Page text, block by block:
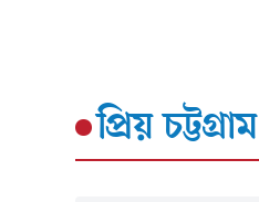
প্রিয় চট্টগ্রাম